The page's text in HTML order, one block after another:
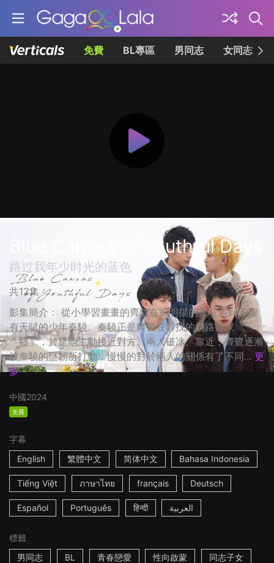
免費 BL專區 男同志 女同志
Blue Canvas of Youthful Days
路过我年少时光的蓝色
共12集
影集簡介： 從小學習畫畫的齊鷺在劉明揚的畫室遇到了具
有天賦的少年秦驍。秦驍正是齊鷺在尋找的網路畫家
「藍」，於是他主動接近對方。兩人破冰、靠近，齊鷺逐漸
被秦驍的堅韌所打動，慢慢的對於兩人的關係有了不同... 更
多
中國2024
免費
字幕
English
繁體中文 简体中文 Bahasa Indonesia
Tiếng Việt ภาษาไทย français Deutsch
Español Português हिन्दी العربية
標籤
男同志
BL 青春戀愛 性向啟蒙 同志子女